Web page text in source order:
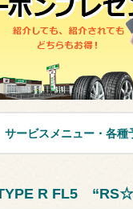
サービスメニュー・各種
R FL5